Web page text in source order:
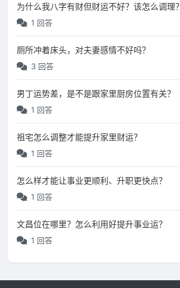
为什么我八字有财但财运不好？该怎么调理？
1 回答
厕所冲着床头，对夫妻感情不好吗？
3 回答
男丁运势差，是不是跟家里厨房位置有关？
1 回答
祖宅怎么调整才能提升家里财运？
1 回答
怎么样才能让事业更顺利、升职更快点？
1 回答
文昌位在哪里？怎么利用好提升事业运？
1 回答